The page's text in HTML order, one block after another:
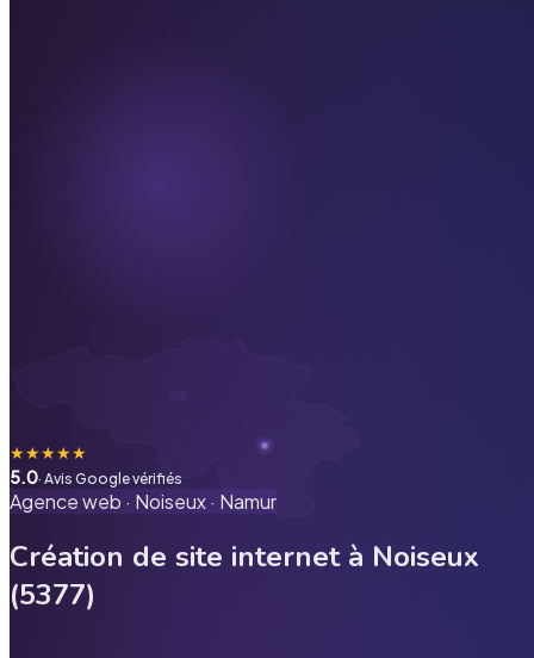
★★★★★
5.0· Avis Google vérifiés
Agence web · Noiseux· Namur
Création de site internet à Noiseux
(5377)